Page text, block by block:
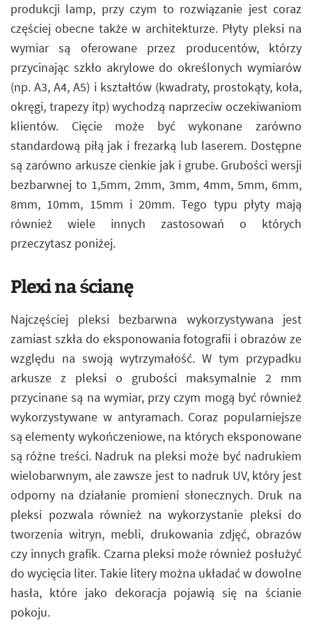
produkcji lamp, przy czym to rozwiązanie jest coraz
częściej obecne także w architekturze. Płyty pleksi na
wymiar są oferowane przez producentów, którzy
przycinając szkło akrylowe do określonych wymiarów
(np. A3, A4, A5) i kształtów (kwadraty, prostokąty, koła,
okręgi, trapezy itp) wychodzą naprzeciw oczekiwaniom
klientów. Cięcie może być wykonane zarówno
standardową piłą jak i frezarką lub laserem. Dostępne
są zarówno arkusze cienkie jak i grube. Grubości wersji
bezbarwnej to 1,5mm, 2mm, 3mm, 4mm, 5mm, 6mm,
8mm, 10mm, 15mm i 20mm. Tego typu płyty mają
również wiele innych zastosowań o których
przeczytasz poniżej.
Plexi na ścianę
Najczęściej pleksi bezbarwna wykorzystywana jest
zamiast szkła do eksponowania fotografii i obrazów ze
względu na swoją wytrzymałość. W tym przypadku
arkusze z pleksi o grubości maksymalnie 2 mm
przycinane są na wymiar, przy czym mogą być również
wykorzystywane w antyramach. Coraz popularniejsze
są elementy wykończeniowe, na których eksponowane
są różne treści. Nadruk na pleksi może być nadrukiem
wielobarwnym, ale zawsze jest to nadruk UV, który jest
odporny na działanie promieni słonecznych. Druk na
pleksi pozwala również na wykorzystanie pleksi do
tworzenia witryn, mebli, drukowania zdjęć, obrazów
czy innych grafik. Czarna pleksi może również posłużyć
do wycięcia liter. Takie litery można układać w dowolne
hasła, które jako dekoracja pojawią się na ścianie
pokoju.